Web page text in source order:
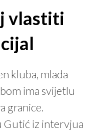
vlastiti
kluba, mlada
ima svijetlu
granice.
Gutić iz intervjua